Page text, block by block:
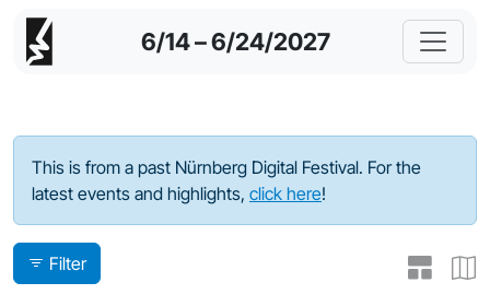
6/14 – 6/24/2027
Program - 2024
This is from a past Nürnberg Digital Festival. For the
latest events and highlights, click here!
Filter